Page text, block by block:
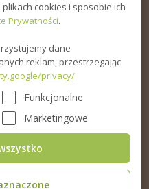
cookies i sposobie ich
Prywatności.
dane
reklam, przestrzegając
privacy/
Funkcjonalne
Marketingowe